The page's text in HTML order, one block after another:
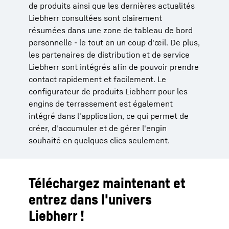
de produits ainsi que les dernières actualités
Liebherr consultées sont clairement
résumées dans une zone de tableau de bord
personnelle - le tout en un coup d'œil. De plus,
les partenaires de distribution et de service
Liebherr sont intégrés afin de pouvoir prendre
contact rapidement et facilement. Le
configurateur de produits Liebherr pour les
engins de terrassement est également
intégré dans l'application, ce qui permet de
créer, d'accumuler et de gérer l'engin
souhaité en quelques clics seulement.
Téléchargez maintenant et
entrez dans l'univers
Liebherr !